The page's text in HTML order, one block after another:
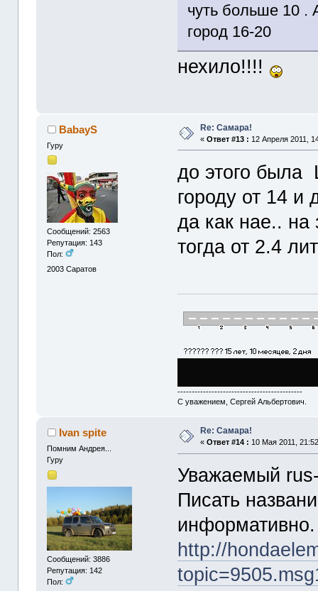
чуть больше 10 .
город 16-20
нехило!!!!
BabayS
Гуру
Сообщений: 2563
Репутация: 143
Пол:
2003 Саратов
Re: Cамара!
«Ответ #13 : 12 Апреля 2011,
до этого была
городу от 14 и
да как нае.. на
тогда от 2.4
--------------------------------------------
С уважением, Сергей Альбертович.
Ivan spite
Помним Андрея...
Гуру
Сообщений: 3886
Репутация: 142
Пол:
Re: Cамара!
«Ответ #14 : 10 Мая 2011,
Уважаемый
Писать
http://